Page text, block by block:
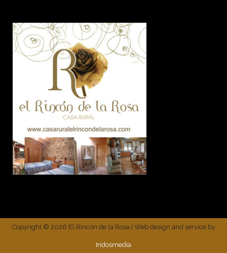
Copyright © 2026 El Rincón de la Rosa | Web design and service by
Indosmedia